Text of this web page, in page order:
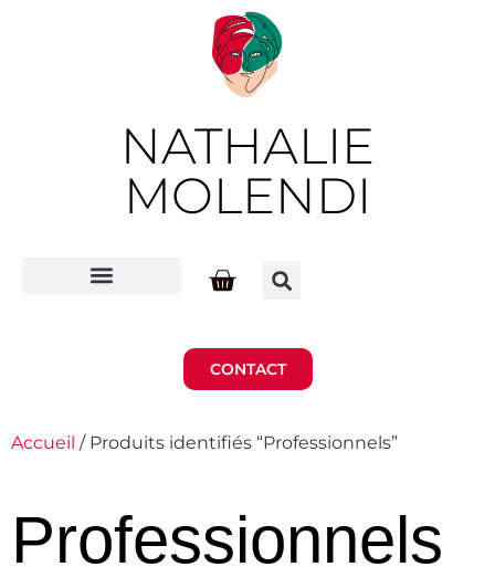
NATHALIE
MOLENDI
CONTACT
Accueil / Produits identifiés “Professionnels”
Professionnels